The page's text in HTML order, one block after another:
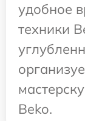
удобное
техники
Beko.